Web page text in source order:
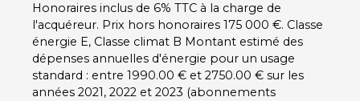
Honoraires inclus de 6% TTC à la charge de
l'acquéreur. Prix hors honoraires 175 000 €. Classe
énergie E, Classe climat B Montant estimé des
dépenses annuelles d'énergie pour un usage
standard : entre 1990.00 € et 2750.00 € sur les
années 2021, 2022 et 2023 (abonnements